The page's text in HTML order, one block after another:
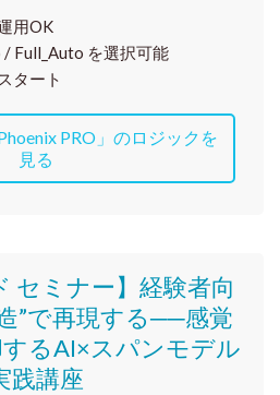
用OK
Full_Auto を選択可能
タート
PRO」のロジックを
見る
セミナー】 経験者向
”で再現する──感覚
するAI×スパンモデル
践講座